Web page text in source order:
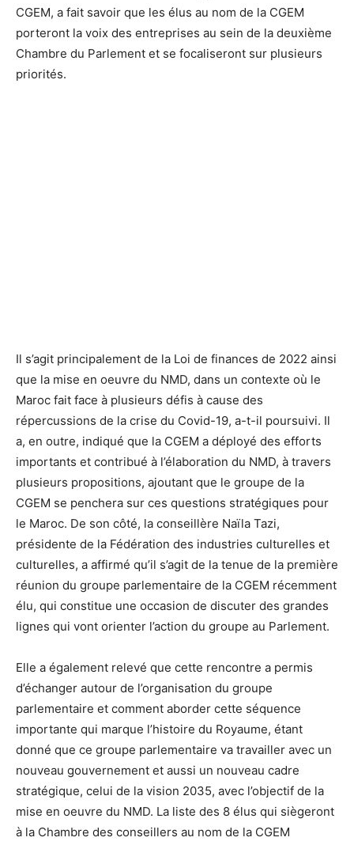
CGEM, a fait savoir que les élus au nom de la CGEM
porteront la voix des entreprises au sein de la deuxième
Chambre du Parlement et se focaliseront sur plusieurs
priorités.
Il s’agit principalement de la Loi de finances de 2022 ainsi
que la mise en oeuvre du NMD, dans un contexte où le
Maroc fait face à plusieurs défis à cause des
répercussions de la crise du Covid-19, a-t-il poursuivi. Il
a, en outre, indiqué que la CGEM a déployé des efforts
importants et contribué à l’élaboration du NMD, à travers
plusieurs propositions, ajoutant que le groupe de la
CGEM se penchera sur ces questions stratégiques pour
le Maroc. De son côté, la conseillère Naïla Tazi,
présidente de la Fédération des industries culturelles et
culturelles, a affirmé qu’il s’agit de la tenue de la première
réunion du groupe parlementaire de la CGEM récemment
élu, qui constitue une occasion de discuter des grandes
lignes qui vont orienter l’action du groupe au Parlement.
Elle a également relevé que cette rencontre a permis
d’échanger autour de l’organisation du groupe
parlementaire et comment aborder cette séquence
importante qui marque l’histoire du Royaume, étant
donné que ce groupe parlementaire va travailler avec un
nouveau gouvernement et aussi un nouveau cadre
stratégique, celui de la vision 2035, avec l’objectif de la
mise en oeuvre du NMD. La liste des 8 élus qui siègeront
à la Chambre des conseillers au nom de la CGEM